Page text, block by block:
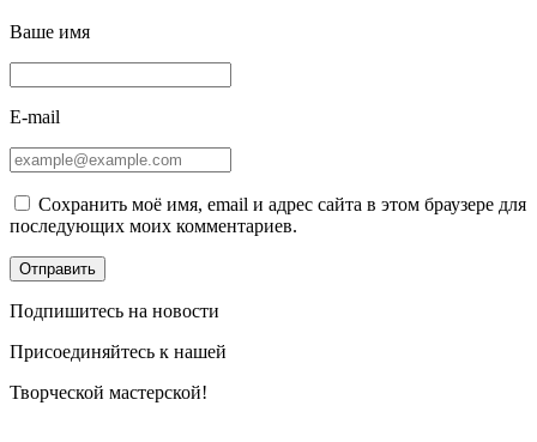
Ваше имя
E-mail
Сохранить моё имя, email и адрес сайта в этом браузере для
последующих моих комментариев.
Подпишитесь на новости
Присоединяйтесь к нашей
Творческой мастерской!